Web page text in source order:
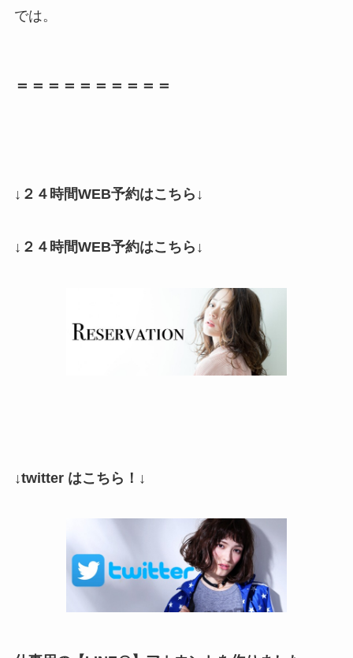
では。
＝＝＝＝＝＝＝＝＝＝
↓２４時間WEB予約はこちら↓
↓２４時間WEB予約はこちら↓
↓twitter はこちら！↓